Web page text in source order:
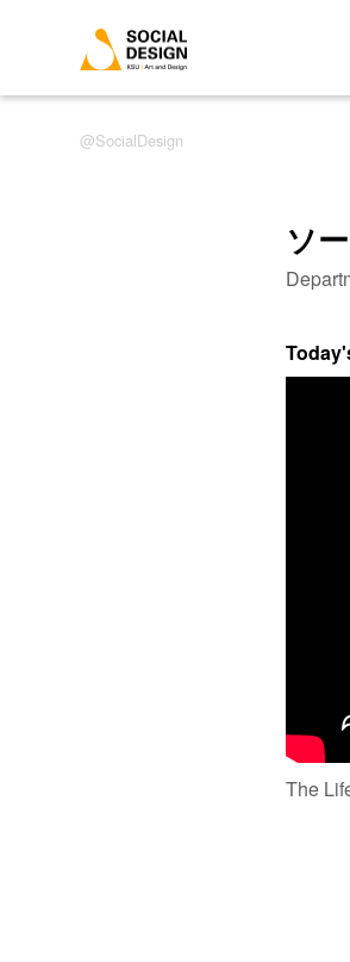
SocialDesign
ソ
The